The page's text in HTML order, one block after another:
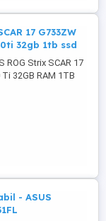
17 G733ZW
32gb 1tb ssd
ROG Strix SCAR 17
32GB RAM 1TB
Încărcător ASUS
perfect pentru
Mouse wireless
1600 DPI) nou,
gaming ASUS
- ASUS